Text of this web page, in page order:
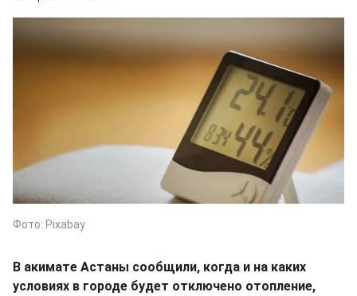
Фото: Pixabay
В акимате Астаны сообщили, когда и на каких
условиях в городе будет отключено отопление,